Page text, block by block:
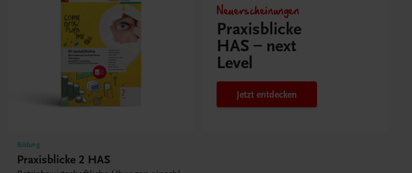
Bildung
Praxisblicke 2 HAS
Neuerscheinungen
Praxisblicke
HAS – next
Level
Jetzt entdecken